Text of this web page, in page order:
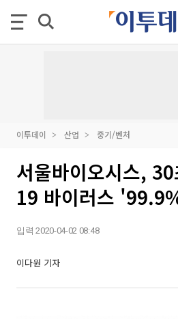
이투데이 산업 중기/벤처
서울바이오시스,
19 바이러스
입력 2020-04-02 08:48
이다원 기자